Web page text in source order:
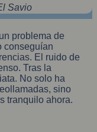
Savio
problema de
conseguían
El ruido de
Tras la
No solo ha
sino
tranquilo ahora.